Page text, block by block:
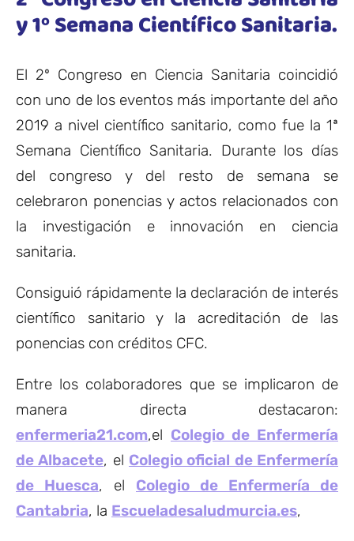
y 1º Semana Científico Sanitaria.
El 2º Congreso en Ciencia Sanitaria coincidió
con uno de los eventos más importante del año
2019 a nivel científico sanitario, como fue la 1ª
Semana Científico Sanitaria. Durante los días
del congreso y del resto de semana se
celebraron ponencias y actos relacionados con
la investigación e innovación en ciencia
sanitaria.
Consiguió rápidamente la declaración de interés
científico sanitario y la acreditación de las
ponencias con créditos CFC.
Entre los colaboradores que se implicaron de
manera directa destacaron:
enfermeria21.com,el Colegio de Enfermería
de Albacete, el Colegio oficial de Enfermería
de Huesca, el Colegio de Enfermería de
Cantabria, la Escueladesaludmurcia.es,